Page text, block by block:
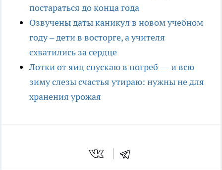
постараться до конца года
Озвучены даты каникул в новом учебном
году – дети в восторге, а учителя
схватились за сердце
Лотки от яиц спускаю в погреб — и всю
зиму слезы счастья утираю: нужны не для
хранения урожая